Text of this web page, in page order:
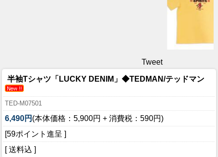
Tweet
半袖Tシャツ「LUCKY DENIM」◆TEDMAN/テッドマン
TED-M07501
6,490円 (本体価格：5,900円 + 消費税：590円)
[59ポイント進呈 ]
[ 送料込 ]